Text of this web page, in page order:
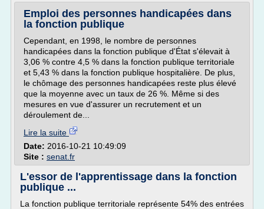
Emploi des personnes handicapées dans
la fonction publique
Cependant, en 1998, le nombre de personnes
handicapées dans la fonction publique d'État s'élevait à
3,06 % contre 4,5 % dans la fonction publique territoriale
et 5,43 % dans la fonction publique hospitalière. De plus,
le chômage des personnes handicapées reste plus élevé
que la moyenne avec un taux de 26 %. Même si des
mesures en vue d'assurer un recrutement et un
déroulement de...
Lire la suite
Date: 2016-10-21 10:49:09
Site : senat.fr
L'essor de l'apprentissage dans la fonction
publique ...
La fonction publique territoriale représente 54% des entrées